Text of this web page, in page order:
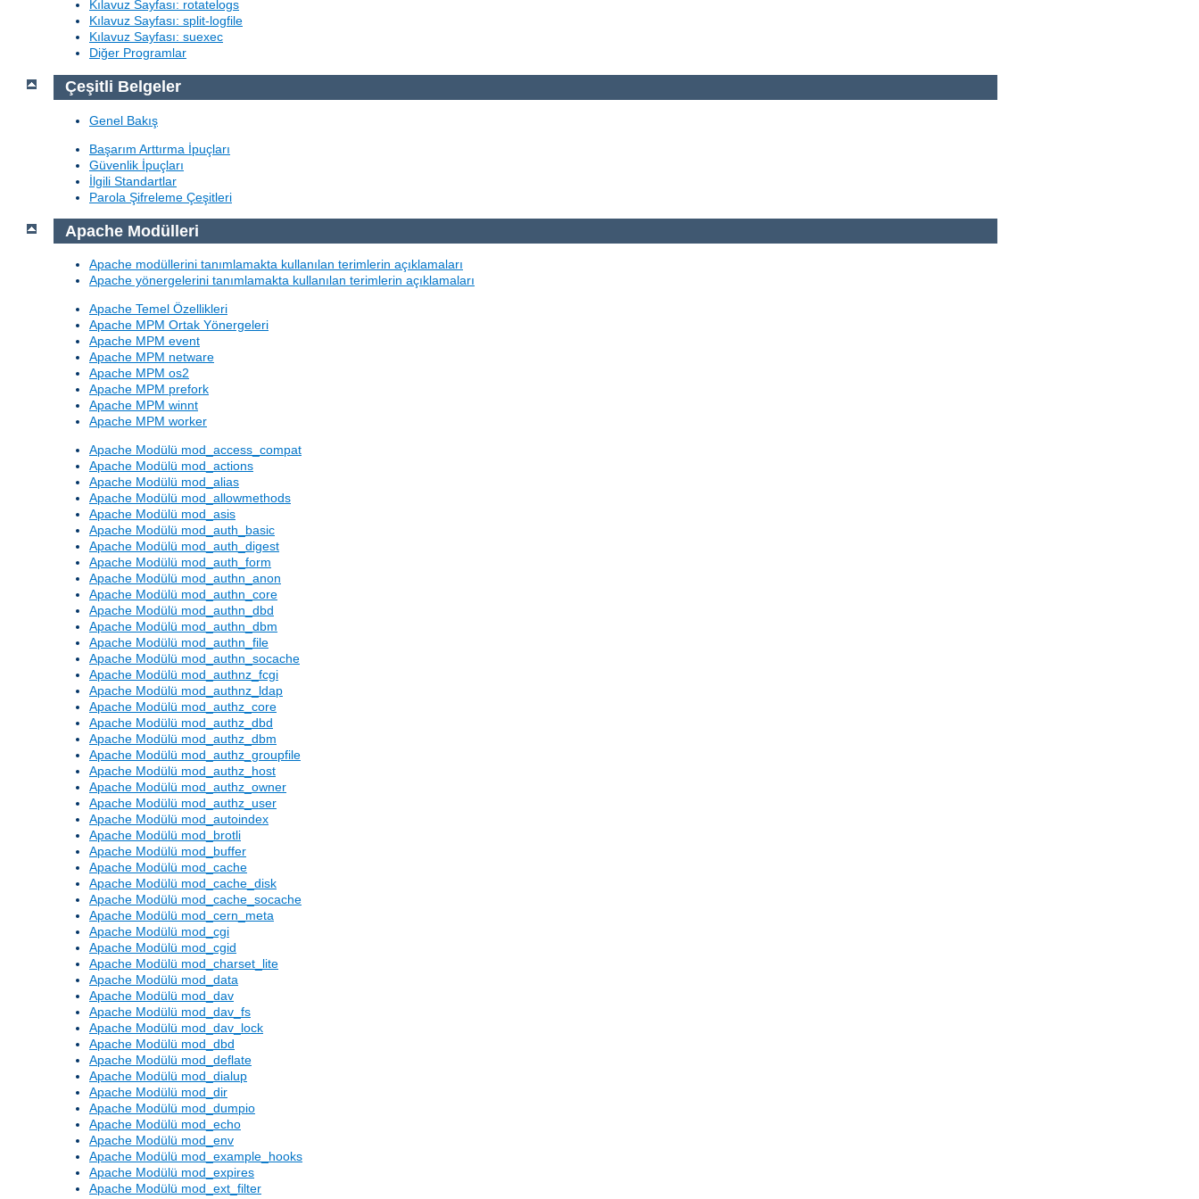
Kılavuz Sayfası: rotatelogs
Kılavuz Sayfası: split-logfile
Kılavuz Sayfası: suexec
Diğer Programlar
Çeşitli Belgeler
Genel Bakış
Başarım Arttırma İpuçları
Güvenlik İpuçları
İlgili Standartlar
Parola Şifreleme Çeşitleri
Apache Modülleri
Apache modüllerini tanımlamakta kullanılan terimlerin açıklamaları
Apache yönergelerini tanımlamakta kullanılan terimlerin açıklamaları
Apache Temel Özellikleri
Apache MPM Ortak Yönergeleri
Apache MPM event
Apache MPM netware
Apache MPM os2
Apache MPM prefork
Apache MPM winnt
Apache MPM worker
Apache Modülü mod_access_compat
Apache Modülü mod_actions
Apache Modülü mod_alias
Apache Modülü mod_allowmethods
Apache Modülü mod_asis
Apache Modülü mod_auth_basic
Apache Modülü mod_auth_digest
Apache Modülü mod_auth_form
Apache Modülü mod_authn_anon
Apache Modülü mod_authn_core
Apache Modülü mod_authn_dbd
Apache Modülü mod_authn_dbm
Apache Modülü mod_authn_file
Apache Modülü mod_authn_socache
Apache Modülü mod_authnz_fcgi
Apache Modülü mod_authnz_ldap
Apache Modülü mod_authz_core
Apache Modülü mod_authz_dbd
Apache Modülü mod_authz_dbm
Apache Modülü mod_authz_groupfile
Apache Modülü mod_authz_host
Apache Modülü mod_authz_owner
Apache Modülü mod_authz_user
Apache Modülü mod_autoindex
Apache Modülü mod_brotli
Apache Modülü mod_buffer
Apache Modülü mod_cache
Apache Modülü mod_cache_disk
Apache Modülü mod_cache_socache
Apache Modülü mod_cern_meta
Apache Modülü mod_cgi
Apache Modülü mod_cgid
Apache Modülü mod_charset_lite
Apache Modülü mod_data
Apache Modülü mod_dav
Apache Modülü mod_dav_fs
Apache Modülü mod_dav_lock
Apache Modülü mod_dbd
Apache Modülü mod_deflate
Apache Modülü mod_dialup
Apache Modülü mod_dir
Apache Modülü mod_dumpio
Apache Modülü mod_echo
Apache Modülü mod_env
Apache Modülü mod_example_hooks
Apache Modülü mod_expires
Apache Modülü mod_ext_filter